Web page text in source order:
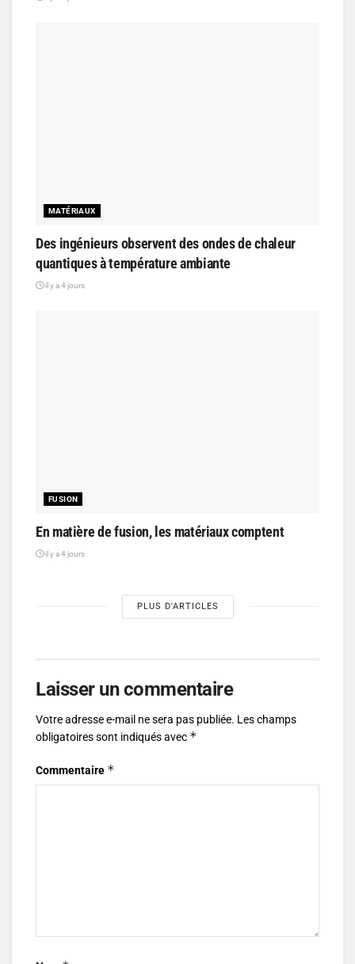
MATÉRIAUX
Des ingénieurs observent des ondes de chaleur
quantiques à température ambiante
il y a 4 jours
FUSION
En matière de fusion, les matériaux comptent
il y a 4 jours
PLUS D'ARTICLES
Laisser un commentaire
Votre adresse e-mail ne sera pas publiée. Les champs
obligatoires sont indiqués avec *
Commentaire *